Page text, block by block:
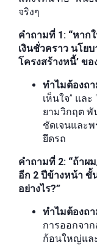
จริงๆ
คำถามที่ 1: “หา
เงินชั่วคราว นโยบ
โครงสร้างหนี้’ ข
ทำไมต้องถ
เห็นใจ” แล
ยามวิกฤต พั
ชัดเจนและ
ยึดรถ
คำถามที่ 2: “ถ้าผ
อีก 2 ปีข้างหน้า ขั้
อย่างไร?”
ทำไมต้องถ
การออกจา
ก้อนใหญ่แล